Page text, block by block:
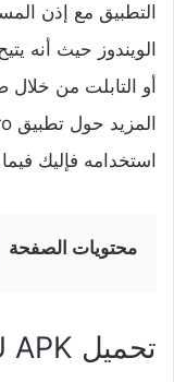
الويندوز حيث أنه
أو التابلت من
استخدامه فإليك
محتويات الصفحة
تحميل SuperSU APK